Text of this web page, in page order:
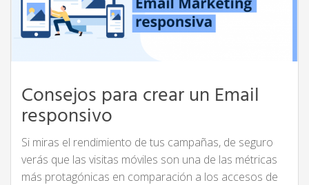
Consejos para crear un Email
responsivo
Si miras el rendimiento de tus campañas, de seguro
verás que las visitas móviles son una de las métricas
más protagónicas en comparación a los accesos de